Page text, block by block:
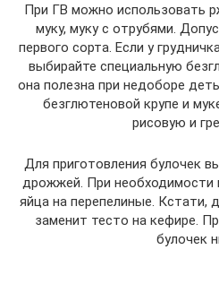
При ГВ можно использовать
муку, муку с отрубями.
первого сорта. Если у
выбирайте специальную
она полезна при недоборе
безглютеновой крупе и
рисовую и
Для приготовления булочек
дрожжей. При необходимости
яйца на перепелиные. Кстати,
заменит тесто на кефире.
булочек